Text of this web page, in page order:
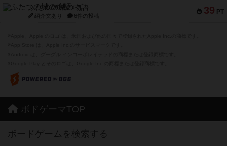
39 PT
ふたつの城の物語
紹介文あり 6件の投稿
ボドゲーマTOP
ボードゲームを検索する